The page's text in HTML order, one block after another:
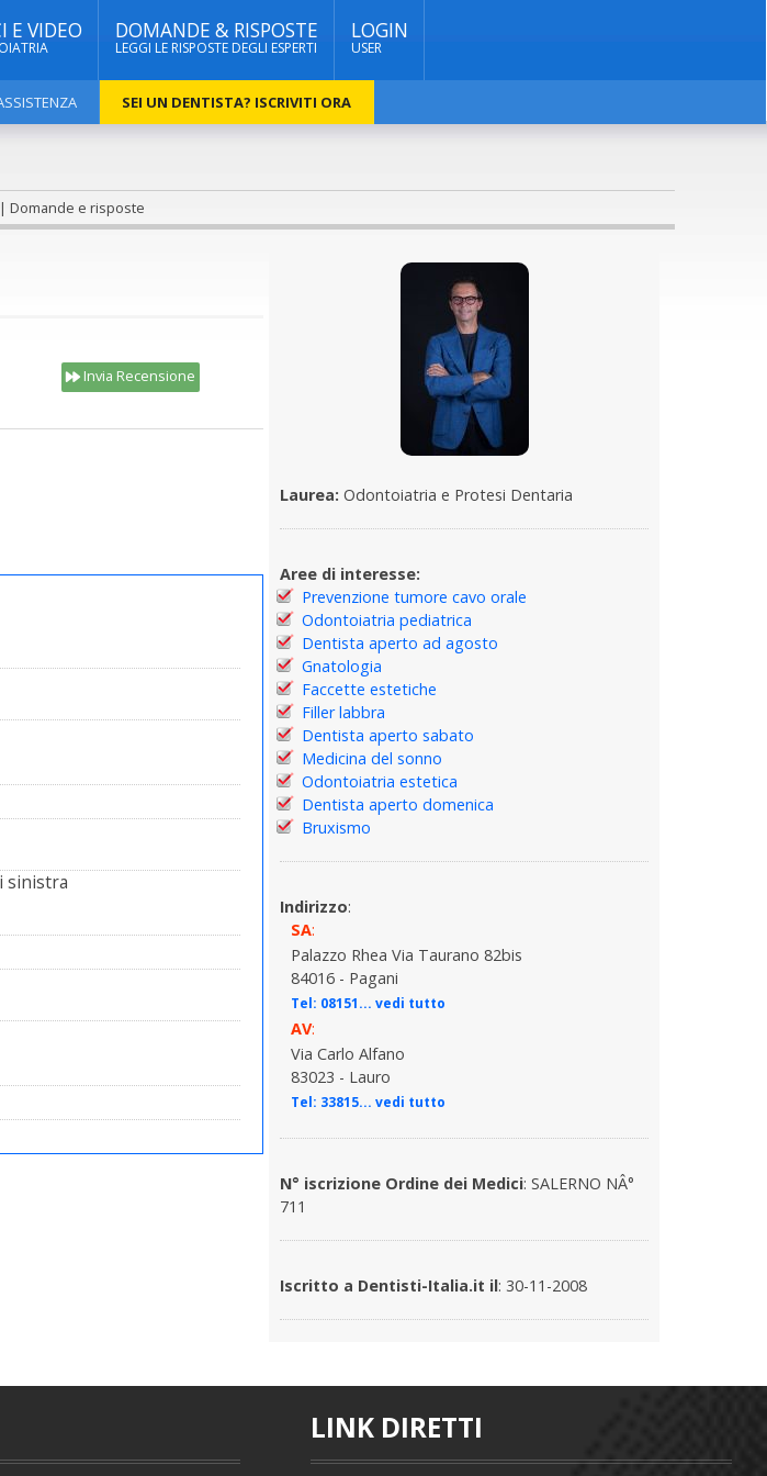
E VIDEO DOMANDE & RISPOSTE
LEGGI LE RISPOSTE DEGLI ESPERTI
LOGIN
USER
SEI UN DENTISTA? ISCRIVITI ORA
Domande e risposte
Invia Recensione
sinistra
Laurea: Odontoiatria e Protesi Dentaria
Aree di interesse:
Prevenzione tumore cavo orale
Odontoiatria pediatrica
Dentista aperto ad agosto
Gnatologia
Faccette estetiche
Filler labbra
Dentista aperto sabato
Medicina del sonno
Odontoiatria estetica
Dentista aperto domenica
Bruxismo
Indirizzo:
SA:
Palazzo Rhea Via Taurano 82bis
84016 - Pagani
Tel: 08151... vedi tutto
AV:
Via Carlo Alfano
83023 - Lauro
Tel: 33815... vedi tutto
N° iscrizione Ordine dei Medici: SALERNO NÂ°
711
Iscritto a Dentisti-Italia.it il: 30-11-2008
LINK DIRETTI